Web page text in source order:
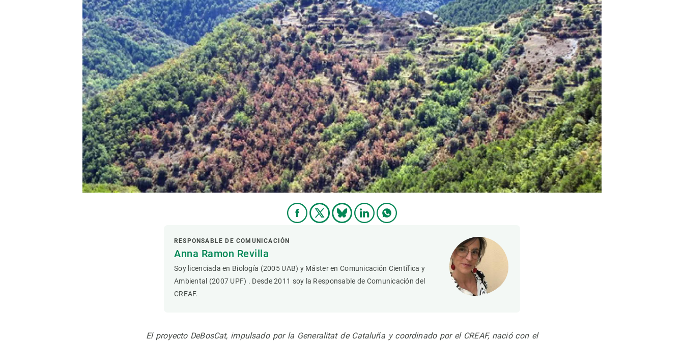
RESPONSABLE DE COMUNICACIÓN
Anna Ramon Revilla
Soy licenciada en Biología (2005 UAB) y Máster en Comunicación Científica y
Ambiental (2007 UPF) . Desde 2011 soy la Responsable de Comunicación del
CREAF.
El proyecto DeBosCat, impulsado por la Generalitat de Cataluña y coordinado por el CREAF, nació con el
Ciencia abierta y gestión del conocimiento
Documentación
Desarrollo de carrera
Seminarios y actividades internas
Te ofrecemos formación
NOTICIAS Y AGENDA
Eventos anteriores
Cambio global
Funcionamiento de los ecosistemas
Observación de la Tierra